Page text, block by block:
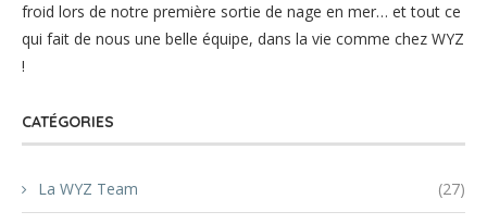
froid lors de notre première sortie de nage en mer… et tout ce
qui fait de nous une belle équipe, dans la vie comme chez WYZ
!
CATÉGORIES
La WYZ Team (27)